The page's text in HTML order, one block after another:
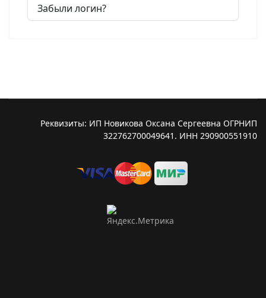
Забыли логин?
Реквизиты: ИП Новикова Оксана Сергеевна ОГРНИП
322762700049641. ИНН 290900551910